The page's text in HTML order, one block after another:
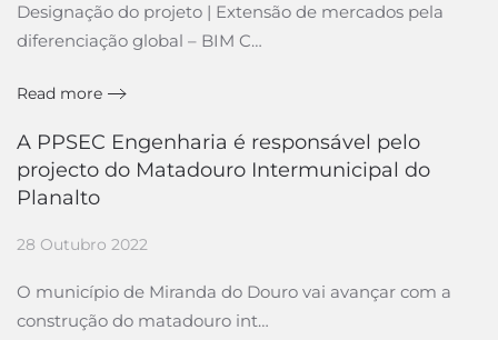
Designação do projeto | Extensão de mercados pela
diferenciação global – BIM C…
Read more
A PPSEC Engenharia é responsável pelo
projecto do Matadouro Intermunicipal do
Planalto
28 Outubro 2022
O município de Miranda do Douro vai avançar com a
construção do matadouro int…